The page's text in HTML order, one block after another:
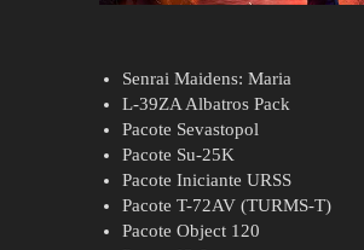
Senrai Maidens: Maria
L-39ZA Albatros Pack
Pacote Sevastopol
Pacote Su-25K
Pacote Iniciante URSS
Pacote T-72AV (TURMS-T)
Pacote Object 120